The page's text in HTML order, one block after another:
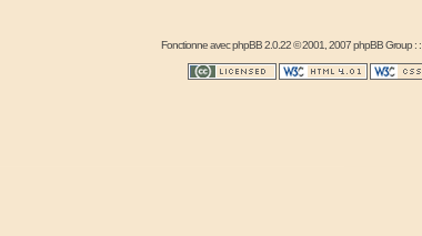
Fonctionne avecphpBB2.0.22 © 2001, 2007 phpBB Group : :